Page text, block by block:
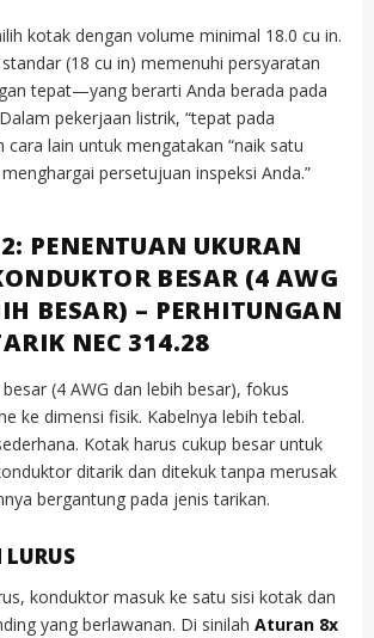
kotak dengan volume minimal 18.0 cu in.
(18 cu in) memenuhi persyaratan
tepat—yang berarti Anda berada pada
pekerjaan listrik, “tepat pada
cara lain untuk mengatakan “naik satu
persetujuan inspeksi Anda.”
PENENTUAN UKURAN
BESAR (4 AWG
BESAR) – PERHITUNGAN
NEC 314.28
(4 AWG dan lebih besar), fokus
ke dimensi fisik. Kabelnya lebih tebal.
Kotak harus cukup besar untuk
ditarik dan ditekuk tanpa merusak
bergantung pada jenis tarikan.
konduktor masuk ke satu sisi kotak dan
yang berlawanan. Di sinilah Aturan 8x